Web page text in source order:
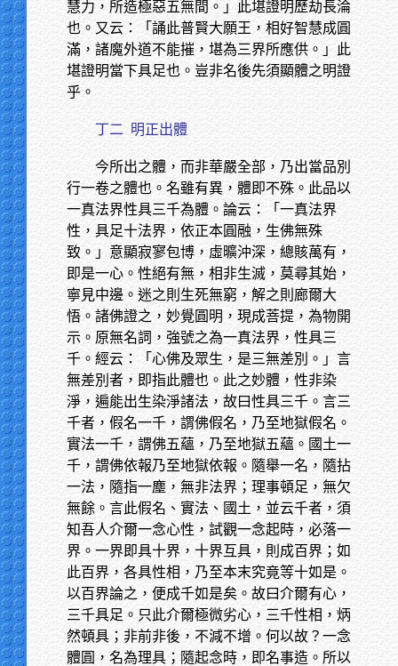
慧力，所造極惡五無間。」此堪證明歷劫長淪
也。又云：「誦此普賢大願王，相好智慧成圓
滿，諸魔外道不能摧，堪為三界所應供。」此
堪證明當下具足也。豈非名後先須顯體之明證
乎。
丁二 明正出體
今所出之體，而非華嚴全部，乃出當品別
行一卷之體也。名雖有異，體即不殊。此品以
一真法界性具三千為體。論云：「一真法界
性，具足十法界，依正本圓融，生佛無殊
致。」意顯寂寥包博，虛曠沖深，總賅萬有，
即是一心。性絕有無，相非生滅，莫尋其始，
寧見中邊。迷之則生死無窮，解之則廊爾大
悟。諸佛證之，妙覺圓明，現成菩提，為物開
示。原無名詞，強號之為一真法界，性具三
千。經云：「心佛及眾生，是三無差別。」言
無差別者，即指此體也。此之妙體，性非染
淨，遍能出生染淨諸法，故曰性具三千。言三
千者，假名一千，謂佛假名，乃至地獄假名。
實法一千，謂佛五蘊，乃至地獄五蘊。國土一
千，謂佛依報乃至地獄依報。隨舉一名，隨拈
一法，隨指一塵，無非法界；理事頓足，無欠
無餘。言此假名、實法、國土，並云千者，須
知吾人介爾一念心性，試觀一念起時，必落一
界。一界即具十界，十界互具，則成百界；如
此百界，各具性相，乃至本末究竟等十如是。
以百界論之，便成千如是矣。故曰介爾有心，
三千具足。只此介爾極微劣心，三千性相，炳
然頓具；非前非後，不減不增。何以故？一念
體圓，名為理具；隨起念時，即名事造。所以